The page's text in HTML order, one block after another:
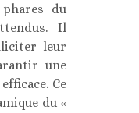
du
Il
leur
une
Ce
du «